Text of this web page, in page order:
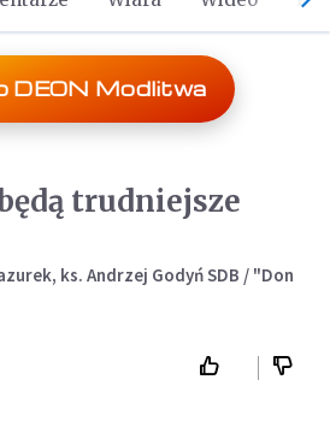
DEON Modlitwa
trudniejsze
ks. Andrzej Godyń SDB / "Don